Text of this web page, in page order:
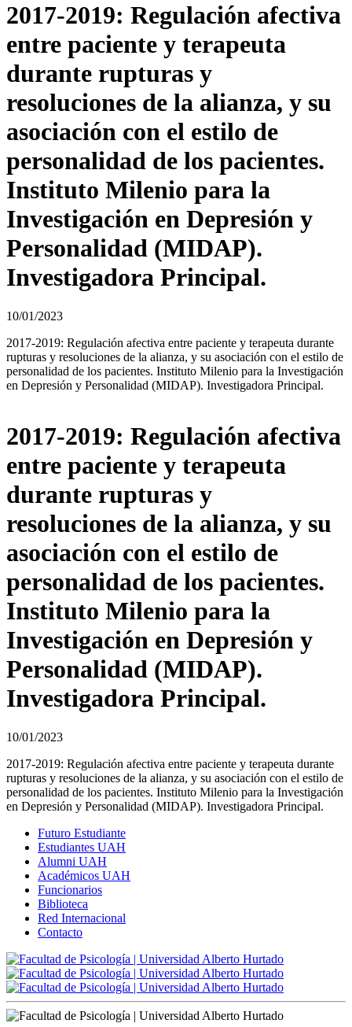
2017-2019: Regulación afectiva
entre paciente y terapeuta
durante rupturas y
resoluciones de la alianza, y su
asociación con el estilo de
personalidad de los pacientes.
Instituto Milenio para la
Investigación en Depresión y
Personalidad (MIDAP).
Investigadora Principal.
10/01/2023
2017-2019: Regulación afectiva entre paciente y terapeuta durante
rupturas y resoluciones de la alianza, y su asociación con el estilo de
personalidad de los pacientes. Instituto Milenio para la Investigación
en Depresión y Personalidad (MIDAP). Investigadora Principal.
2017-2019: Regulación afectiva
entre paciente y terapeuta
durante rupturas y
resoluciones de la alianza, y su
asociación con el estilo de
personalidad de los pacientes.
Instituto Milenio para la
Investigación en Depresión y
Personalidad (MIDAP).
Investigadora Principal.
10/01/2023
2017-2019: Regulación afectiva entre paciente y terapeuta durante
rupturas y resoluciones de la alianza, y su asociación con el estilo de
personalidad de los pacientes. Instituto Milenio para la Investigación
en Depresión y Personalidad (MIDAP). Investigadora Principal.
Futuro Estudiante
Estudiantes UAH
Alumni UAH
Académicos UAH
Funcionarios
Biblioteca
Red Internacional
Contacto